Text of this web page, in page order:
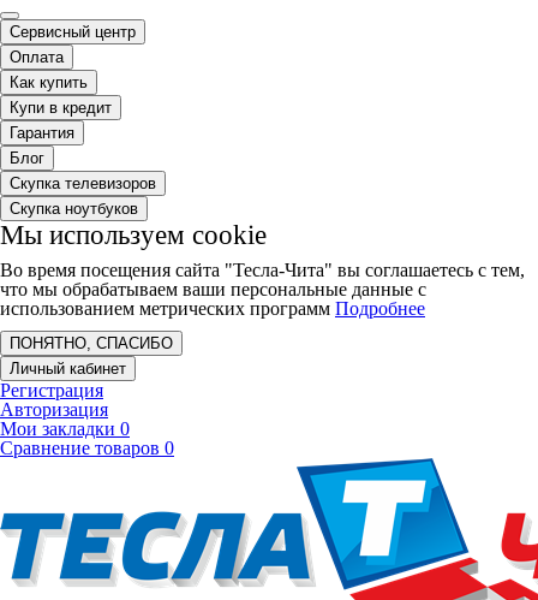
Сервисный центр
Оплата
Как купить
Купи в кредит
Гарантия
Блог
Скупка телевизоров
Скупка ноутбуков
Мы используем cookie
Во время посещения сайта "Тесла-Чита" вы соглашаетесь с тем,
что мы обрабатываем ваши персональные данные с
использованием метрических программ Подробнее
ПОНЯТНО, СПАСИБО
Личный кабинет
Регистрация
Авторизация
Мои закладки 0
Сравнение товаров 0